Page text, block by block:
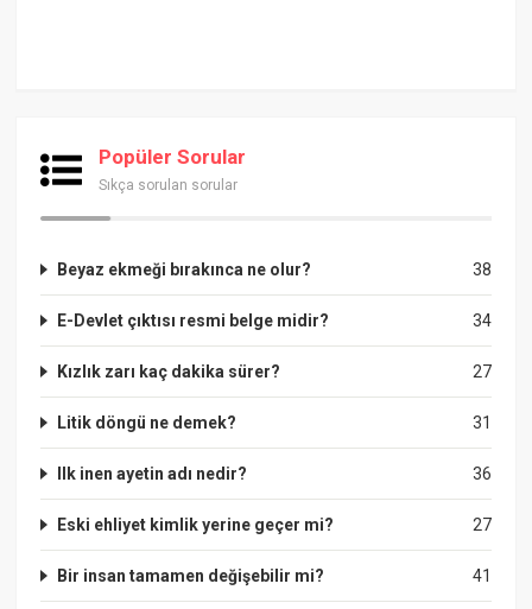
Popüler Sorular
Sıkça sorulan sorular
38
Beyaz ekmeği bırakınca ne olur?
34
E-Devlet çıktısı resmi belge midir?
27
Kızlık zarı kaç dakika sürer?
31
Litik döngü ne demek?
36
Ilk inen ayetin adı nedir?
27
Eski ehliyet kimlik yerine geçer mi?
41
Bir insan tamamen değişebilir mi?